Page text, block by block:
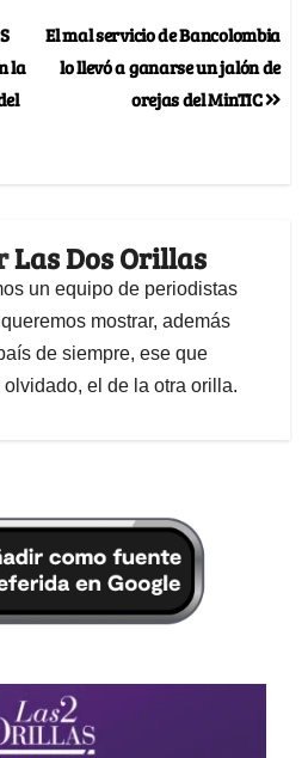
El mal servicio de Bancolombia
lo llevó a ganarse un jalón de
orejas del MinTIC
la
Las Dos Orillas
un equipo de periodistas
mostrar, además
de siempre, ese que
olvidado, el de la otra orilla.